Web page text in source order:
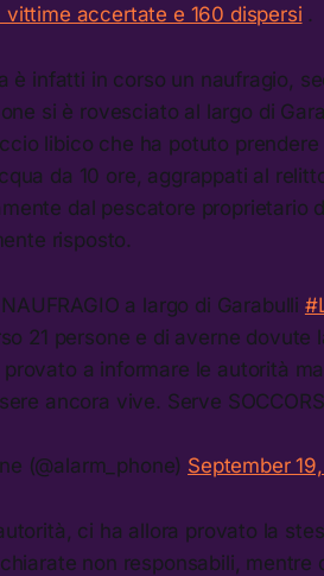
vittime accertate e 160 dispersi .
è infatti in corso un naufragio,
si è rovesciato al largo di
libico che ha potuto
da 10 ore, aggrappati al
dal pescatore proprietario
risposto.
a largo di Garabulli
21 persone e di averne dovute
a informare le autorità
ancora vive. Serve
(@alarm_phone) September
ci ha allora provato la
non responsabili, mentre